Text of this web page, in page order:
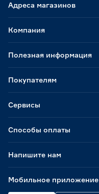
Адреса магазинов
Способы оплаты
Мобильное приложение
Компания
Полезная информация
Покупателям
Сервисы
Напишите нам